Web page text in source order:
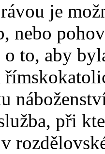
je
nebo
to, aby
při